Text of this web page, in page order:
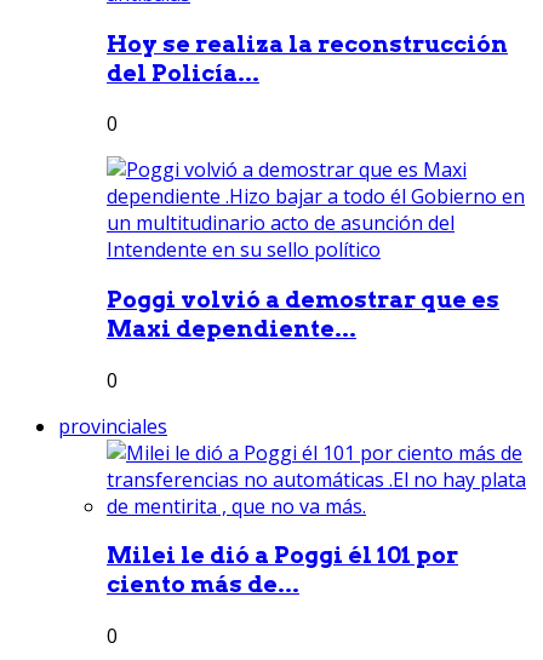
Hoy se realiza la reconstrucción
del Policía...
0
Poggi volvió a demostrar que es
Maxi dependiente...
0
provinciales
Milei le dió a Poggi él 101 por
ciento más de...
0